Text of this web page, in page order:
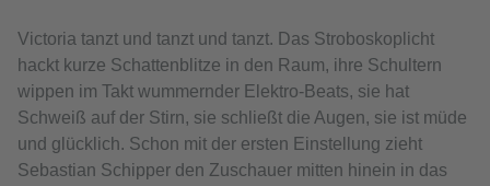
Victoria tanzt und tanzt und tanzt. Das Stroboskoplicht
hackt kurze Schattenblitze in den Raum, ihre Schultern
wippen im Takt wummernder Elektro-Beats, sie hat
Schweiß auf der Stirn, sie schließt die Augen, sie ist müde
und glücklich. Schon mit der ersten Einstellung zieht
Sebastian Schipper den Zuschauer mitten hinein in das